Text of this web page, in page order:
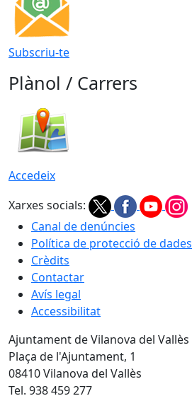
Subscriu-te
Plànol / Carrers
Accedeix
Xarxes socials:
Canal de denúncies
Política de protecció de dades
Crèdits
Contactar
Avís legal
Accessibilitat
Ajuntament de Vilanova del Vallès
Plaça de l'Ajuntament, 1
08410 Vilanova del Vallès
Tel. 938 459 277